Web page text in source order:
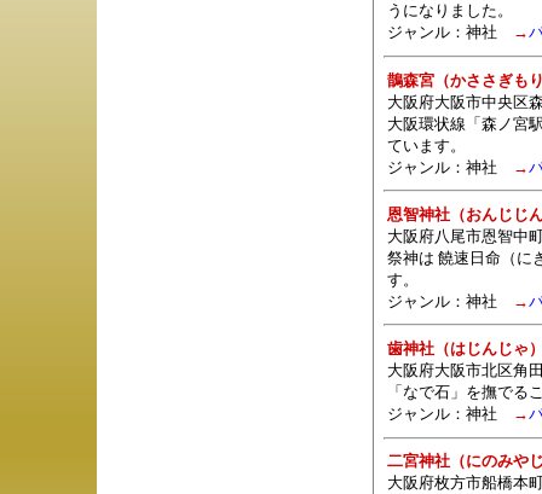
うになりました。
ジャンル： 神社 →
鵲森宮（かささぎも
大阪府大阪市中央区
大阪環状線「森ノ宮
ています。
ジャンル： 神社 →
恩智神社（おんじじ
大阪府八尾市恩智中
祭神は 饒速日命（に
す。
ジャンル： 神社 →
歯神社（はじんじゃ
大阪府大阪市北区角
「なで石」を撫でる
ジャンル： 神社 →
二宮神社（にのみや
大阪府枚方市船橋本